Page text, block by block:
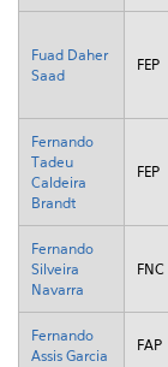
Fuad Daher
Saad
FEP
Fernando
Tadeu
Caldeira
Brandt
FEP
Fernando
Silveira
Navarra
FNC
Fernando
Assis Garcia
FAP